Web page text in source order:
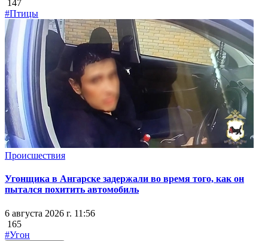
147
#Птицы
Происшествия
Угонщика в Ангарске задержали во время того, как он
пытался похитить автомобиль
6 августа 2026 г. 11:56
165
#Угон